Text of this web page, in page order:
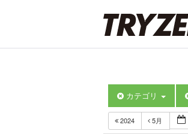
カテゴリ
2024 5月